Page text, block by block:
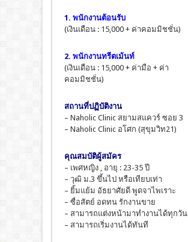
1. พนักงานต้อนรับ
(เงินเดือน : 15,000 + ค่าคอมมิชชั่น)
2. พนักงานทรีตเม้นท์
(เงินเดือน : 15,000 + ค่ามือ + ค่า
คอมมิชชั่น)
สถานที่ปฏิบัติงาน
– Naholic Clinic สยามสแควร์ ซอย 3
– Naholic Clinic อโศก (สุขุมวิท21)
คุณสมบัติผู้สมัคร
– เพศหญิง , อายุ : 23-35 ปี
– วุฒิ ม.3 ขึ้นไป หรือเทียบเท่า
– ยิ้มแย้ม อัธยาศัยดี พูดจาไพเราะ
– ซื่อสัตย์ อดทน รักงานขาย
– สามารถแต่งหน้ามาทำงานได้ทุกวัน
– สามารถเริ่มงานได้ทันที